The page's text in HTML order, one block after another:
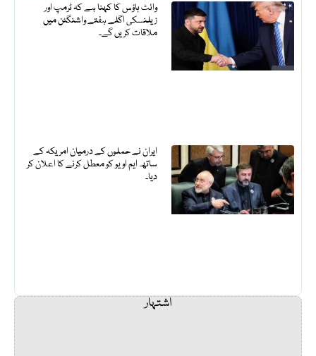
وائٹ ہاؤس کا کہنا ہے کہ ٹرمپ اور
زیلنسکی اگلے ہفتے واشنگٹن میں
ملاقات کریں گے۔
ایران نے حملوں کے درمیان امریکہ کے
ساتھ ایم او یو کو معطل کرنے کا اعلان کر
دیا۔
اشتہار